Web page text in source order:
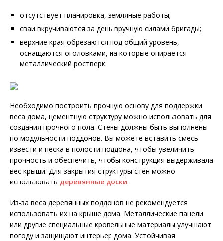
отсутствует планировка, земляные работы;
сваи вкручиваются за день вручную силами бригады;
верхние края обрезаются под общий уровень,
оснащаются оголовками, на которые опирается
металлический ростверк.
Необходимо построить прочную основу для поддержки
веса дома, цементную структуру можно использовать для
создания прочного пола. Стены должны быть выполнены
по модульности поддонов. Вы можете вставить смесь
извести и песка в полости поддона, чтобы увеличить
прочность и обеспечить, чтобы конструкция выдерживала
вес крыши. Для закрытия структуры стен можно
использовать деревянные доски.
Из-за веса деревянных поддонов не рекомендуется
использовать их на крыше дома. Металлические панели
или другие специальные кровельные материалы улучшают
погоду и защищают интерьер дома. Устойчивая